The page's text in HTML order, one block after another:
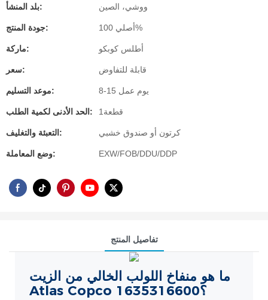
بلد المنشأ:
ووشي، الصين
جودة المنتج: أصلي 100%
ماركة: أطلس كوبكو
سعر: قابلة للتفاوض
موعد التسليم: 8-15 يوم عمل
الحد الأدنى لكمية الطلب: قطعة1
التعبئة والتغليف: كرتون أو صندوق خشبي
وضع المعاملة: EXW/FOB/DDU/DDP
تفاصيل المنتج
ما هو منفاخ اللولب الخالي من الزيت
Atlas Copco 1635316600؟